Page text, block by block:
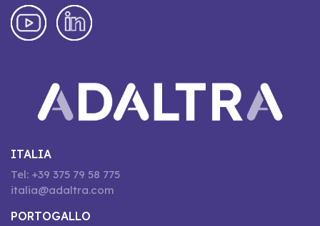
ITALIA
Tel: +39 375 79 58 775
italia@adaltra.com
PORTOGALLO